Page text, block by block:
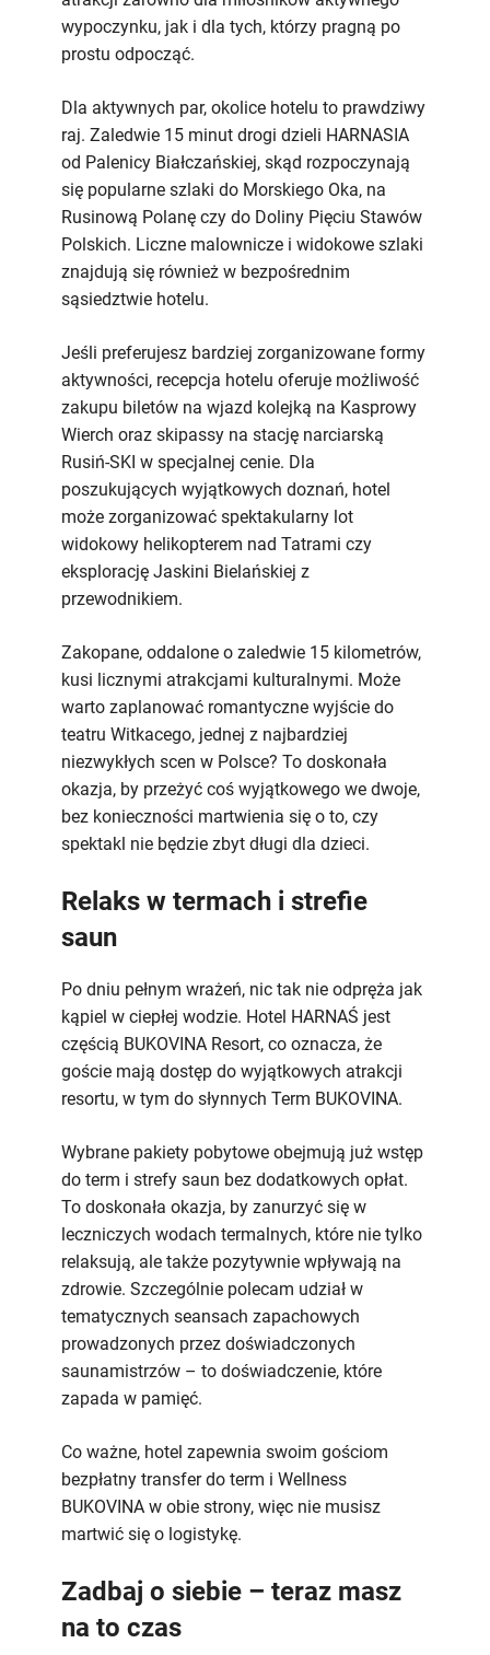
wypoczynku, jak i dla tych, którzy pragną po
prostu odpocząć.
Dla aktywnych par, okolice hotelu to prawdziwy
raj. Zaledwie 15 minut drogi dzieli HARNASIA
od Palenicy Białczańskiej, skąd rozpoczynają
się popularne szlaki do Morskiego Oka, na
Rusinową Polanę czy do Doliny Pięciu Stawów
Polskich. Liczne malownicze i widokowe szlaki
znajdują się również w bezpośrednim
sąsiedztwie hotelu.
Jeśli preferujesz bardziej zorganizowane formy
aktywności, recepcja hotelu oferuje możliwość
zakupu biletów na wjazd kolejką na Kasprowy
Wierch oraz skipassy na stację narciarską
Rusiń-SKI w specjalnej cenie. Dla
poszukujących wyjątkowych doznań, hotel
może zorganizować spektakularny lot
widokowy helikopterem nad Tatrami czy
eksplorację Jaskini Bielańskiej z
przewodnikiem.
Zakopane, oddalone o zaledwie 15 kilometrów,
kusi licznymi atrakcjami kulturalnymi. Może
warto zaplanować romantyczne wyjście do
teatru Witkacego, jednej z najbardziej
niezwykłych scen w Polsce? To doskonała
okazja, by przeżyć coś wyjątkowego we dwoje,
bez konieczności martwienia się o to, czy
spektakl nie będzie zbyt długi dla dzieci.
Relaks w termach i strefie
saun
Po dniu pełnym wrażeń, nic tak nie odpręża jak
kąpiel w ciepłej wodzie. Hotel HARNAŚ jest
częścią BUKOVINA Resort, co oznacza, że
goście mają dostęp do wyjątkowych atrakcji
resortu, w tym do słynnych Term BUKOVINA.
Wybrane pakiety pobytowe obejmują już wstęp
do term i strefy saun bez dodatkowych opłat.
To doskonała okazja, by zanurzyć się w
leczniczych wodach termalnych, które nie tylko
relaksują, ale także pozytywnie wpływają na
zdrowie. Szczególnie polecam udział w
tematycznych seansach zapachowych
prowadzonych przez doświadczonych
saunamistrzów – to doświadczenie, które
zapada w pamięć.
Co ważne, hotel zapewnia swoim gościom
bezpłatny transfer do term i Wellness
BUKOVINA w obie strony, więc nie musisz
martwić się o logistykę.
Zadbaj o siebie – teraz masz
na to czas